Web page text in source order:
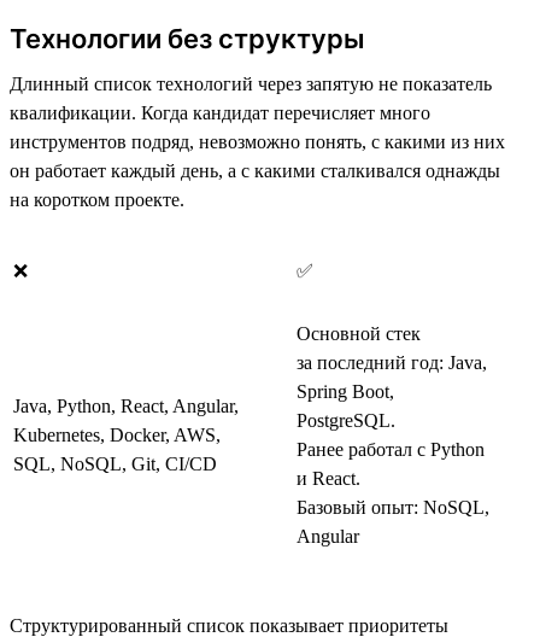
Технологии без структуры
Длинный список технологий через запятую не показатель
квалификации. Когда кандидат перечисляет много
инструментов подряд, невозможно понять, с какими из них
он работает каждый день, а с какими сталкивался однажды
на коротком проекте.
❌ ✅
Java, Python, React, Angular,
Kubernetes, Docker, AWS,
SQL, NoSQL, Git, CI/CD
Основной стек
за последний год: Java,
Spring Boot,
PostgreSQL.
Ранее работал с Python
и React.
Базовый опыт: NoSQL,
Angular
Структурированный список показывает приоритеты